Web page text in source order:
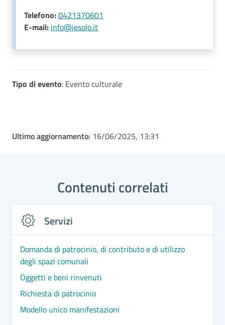
Telefono:0421370601
E-mail: info@jesolo.it
Tipo di evento: Evento culturale
Ultimo aggiornamento: 16/06/2025, 13:31
Contenuti correlati
Servizi
Domanda di patrocinio, di contributo e di utilizzo
degli spazi comunali
Oggetti e beni rinvenuti
Richiesta di patrocinio
Modello unico manifestazioni